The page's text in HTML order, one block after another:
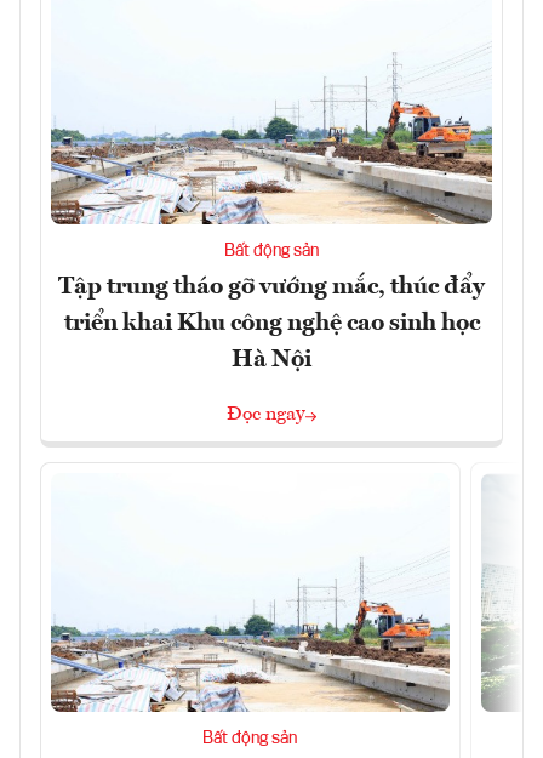
Bất động sản
Tập trung tháo gỡ vướng mắc, thúc đẩy
triển khai Khu công nghệ cao sinh học
Hà Nội
Đọc ngay
Bất động sản